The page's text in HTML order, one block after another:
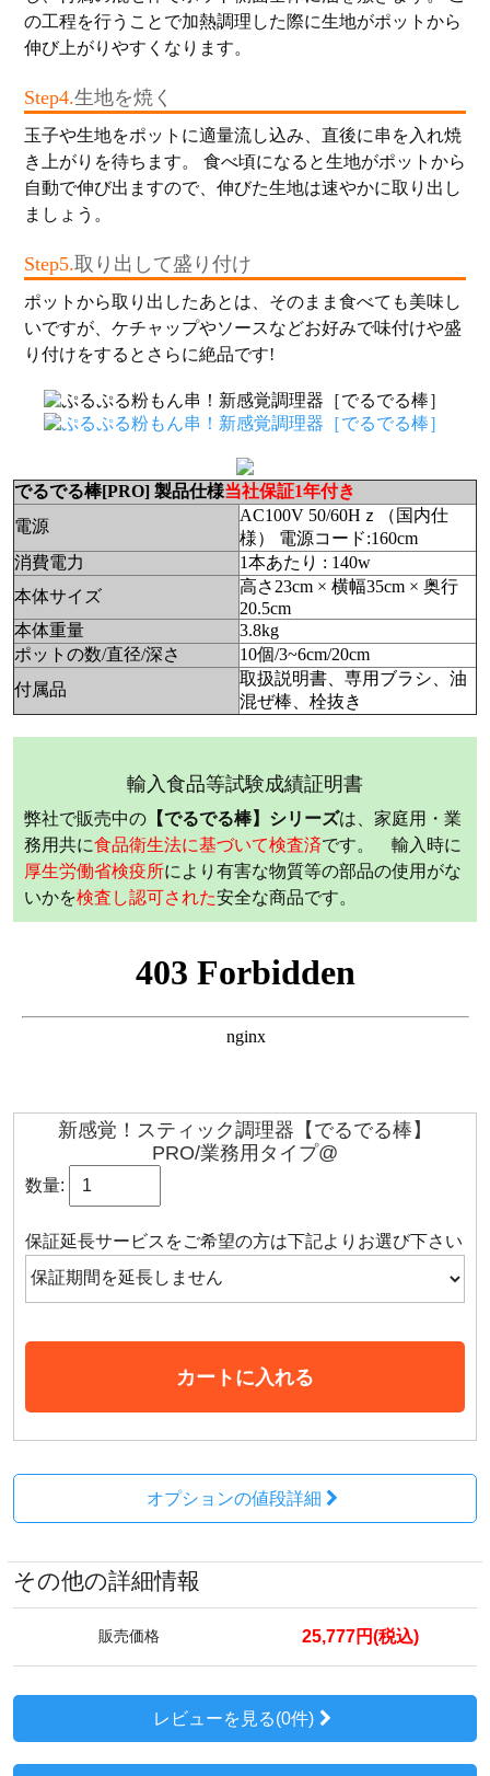
の工程を行うことで加熱調理した際に生地がポットから
伸び上がりやすくなります。
Step4.生地を焼く
玉子や生地をポットに適量流し込み、直後に串を入れ焼
き上がりを待ちます。 食べ頃になると生地がポットから
自動で伸び出ますので、伸びた生地は速やかに取り出し
ましょう。
Step5.取り出して盛り付け
ポットから取り出したあとは、そのまま食べても美味し
いですが、ケチャップやソースなどお好みで味付けや盛
り付けをするとさらに絶品です!
でるでる棒[PRO] 製品仕様当社保証1年付き
電源
AC100V 50/60Hｚ（国内仕
様） 電源コード:160cm
消費電力
1本あたり : 140w
本体サイズ
高さ23cm × 横幅35cm × 奥行
20.5cm
本体重量
3.8kg
ポットの数/直径/深さ
10個/3~6cm/20cm
付属品
取扱説明書、専用ブラシ、油
混ぜ棒、栓抜き
輸入食品等試験成績証明書
弊社で販売中の【でるでる棒】シリーズは、家庭用・業
務用共に食品衛生法に基づいて検査済です。 輸入時に
厚生労働省検疫所により有害な物質等の部品の使用がな
いかを検査し認可された安全な商品です。
新感覚！スティック調理器【でるでる棒】
PRO/業務用タイプ@
数量:
保証延長サービスをご希望の方は下記よりお選び下さい
カートに入れる
オプションの値段詳細
その他の詳細情報
販売価格 25,777円(税込)
レビューを見る(0件)